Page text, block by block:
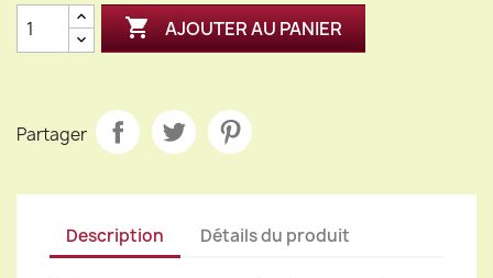
 AJOUTER AU PANIER
Partager
Description Détails du produit